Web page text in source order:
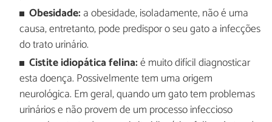
Obesidade: a obesidade, isoladamente, não é uma
causa, entretanto, pode predispor o seu gato a infecções
do trato urinário.
Cistite idiopática felina:é muito difícil diagnosticar
esta doença. Possivelmente tem uma origem
neurológica. Em geral, quando um gato tem problemas
urinários e não provem de um processo infeccioso